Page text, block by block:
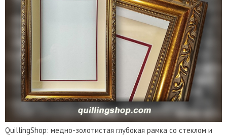
QuillingShop: медно-золотистая глубокая рамка со стеклом и